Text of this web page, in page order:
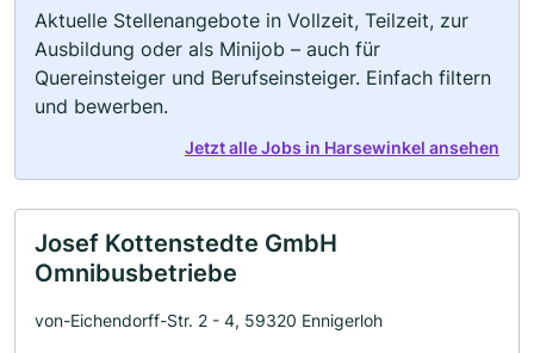
Aktuelle Stellenangebote in Vollzeit, Teilzeit, zur
Ausbildung oder als Minijob – auch für
Quereinsteiger und Berufseinsteiger. Einfach filtern
und bewerben.
Jetzt alle Jobs in Harsewinkel ansehen
Josef Kottenstedte GmbH
Omnibusbetriebe
von-Eichendorff-Str. 2 - 4, 59320 Ennigerloh